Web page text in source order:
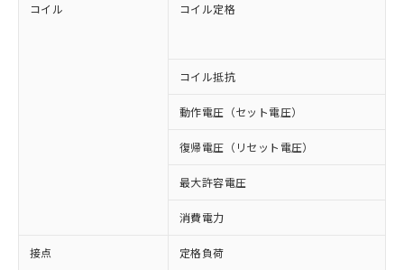
コイル コイル定格
コイル抵抗
動作電圧（セット電圧）
復帰電圧（リセット電圧）
最大許容電圧
消費電力
接点 定格負荷